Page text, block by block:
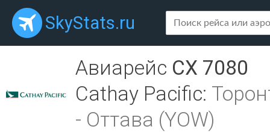
SkyStats.ru
Авиарейс CX 7080
Cathay Pacific:
- Оттава (YOW)